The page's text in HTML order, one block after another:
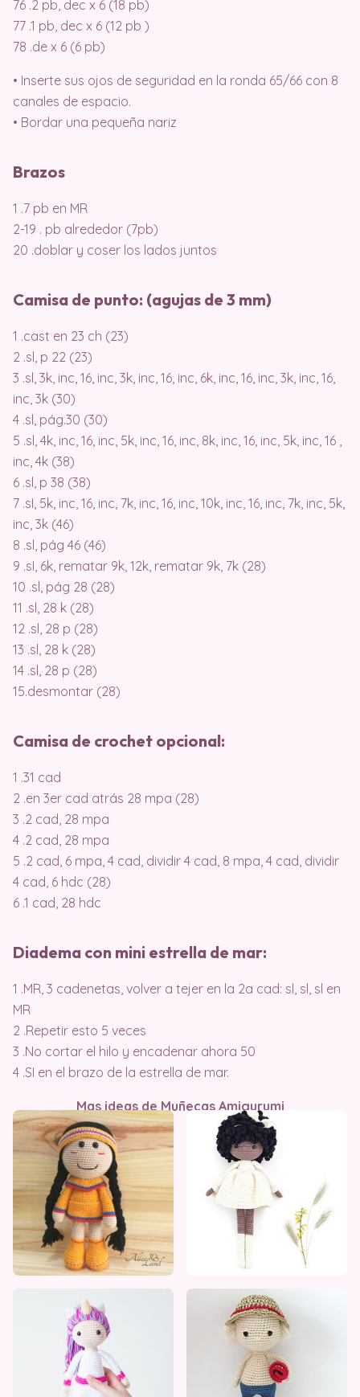
76 .2 pb, dec x 6 (18 pb)
77 .1 pb, dec x 6 (12 pb )
78 .de x 6 (6 pb)
• Inserte sus ojos de seguridad en la ronda 65/66 con 8
canales de espacio.
• Bordar una pequeña nariz
Brazos
1 .7 pb en MR
2-19 . pb alrededor (7pb)
20 .doblar y coser los lados juntos
Camisa de punto: (agujas de 3 mm)
1 .cast en 23 ch (23)
2 .sl, p 22 (23)
3 .sl, 3k, inc, 16, inc, 3k, inc, 16, inc, 6k, inc, 16, inc, 3k, inc, 16,
inc, 3k (30)
4 .sl, pág.30 (30)
5 .sl, 4k, inc, 16, inc, 5k, inc, 16, inc, 8k, inc, 16, inc, 5k, inc, 16 ,
inc, 4k (38)
6 .sl, p 38 (38)
7 .sI, 5k, inc, 16, inc, 7k, inc, 16, inc, 10k, inc, 16, inc, 7k, inc, 5k,
inc, 3k (46)
8 .sl, pág 46 (46)
9 .sI, 6k, rematar 9k, 12k, rematar 9k, 7k (28)
10 .sl, pág 28 (28)
11 .sl, 28 k (28)
12 .sl, 28 p (28)
13 .sl, 28 k (28)
14 .sl, 28 p (28)
15.desmontar (28)
Camisa de crochet opcional:
1 .31 cad
2 .en 3er cad atrás 28 mpa (28)
3 .2 cad, 28 mpa
4 .2 cad, 28 mpa
5 .2 cad, 6 mpa, 4 cad, dividir 4 cad, 8 mpa, 4 cad, dividir
4 cad, 6 hdc (28)
6 .1 cad, 28 hdc
Diadema con mini estrella de mar:
1 .MR, 3 cadenetas, volver a tejer en la 2a cad: sl, sl, sl en
MR
2 .Repetir esto 5 veces
3 .No cortar el hilo y encadenar ahora 50
4 .SI en el brazo de la estrella de mar.
Mas ideas de Muñecas Amigurumi